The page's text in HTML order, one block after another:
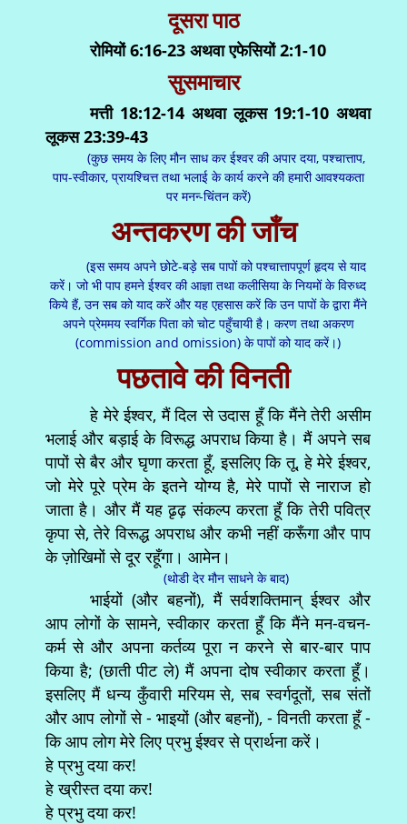
दूसरा पाठ
रोमियों 6:16-23 अथवा एफेसियों 2:1-10
सुसमाचार
मत्ती 18:12-14 अथवा लूकस 19:1-10 अथवा
लूकस 23:39-43
(कुछ समय के लिए मौन साध कर ईश्वर की अपार दया, पश्चात्ताप,
पाप-स्वीकार, प्रायश्चित्त तथा भलाई के कार्य करने की हमारी आवश्यकता
पर मनन्‍-चिंतन करें)
अन्तकरण की जाँच
(इस समय अपने छोटे-बड़े सब पापों को पश्चात्तापपूर्ण हृदय से याद
करें। जो भी पाप हमने ईश्वर की आज्ञा तथा कलीसिया के नियमों के विरुध्द
किये हैं, उन सब को याद करें और यह एहसास करें कि उन पापों के द्वारा मैंने
अपने प्रेममय स्वर्गिक पिता को चोट पहुँचायी है। करण तथा अकरण
(commission and omission) के पापों को याद करें।)
पछतावे की विनती
हे मेरे ईश्वर, मैं दिल से उदास हूँ कि मैंने तेरी असीम
भलाई और बड़ाई के विरूद्ध अपराध किया है। मैं अपने सब
पापों से बैर और घृणा करता हूँ, इसलिए कि तू, हे मेरे ईश्वर,
जो मेरे पूरे प्रेम के इतने योग्य है, मेरे पापों से नाराज हो
जाता है। और मैं यह ढृढ़ संकल्प करता हूँ कि तेरी पवित्र
कृपा से, तेरे विरूद्ध अपराध और कभी नहीं करूँगा और पाप
के ज़ोखिमों से दूर रहूँगा। आमेन।
(थोडी देर मौन साधने के बाद)
भाईयों (और बहनों), मैं सर्वशक्तिमान् ईश्वर और
आप लोगों के सामने, स्वीकार करता हूँ कि मैंने मन-वचन-
कर्म से और अपना कर्तव्य पूरा न करने से बार-बार पाप
किया है; (छाती पीट ले) मैं अपना दोष स्वीकार करता हूँ।
इसलिए मैं धन्य कुँवारी मरियम से, सब स्वर्गदूतों, सब संतों
और आप लोगों से - भाइयों (और बहनों), - विनती करता हूँ -
कि आप लोग मेरे लिए प्रभु ईश्वर से प्रार्थना करें।
हे प्रभु दया कर!
हे ख्रीस्त दया कर!
हे प्रभु दया कर!